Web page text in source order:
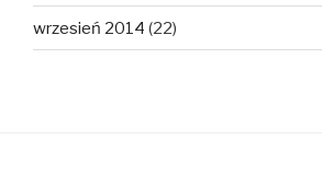
wrzesień 2014 (22)